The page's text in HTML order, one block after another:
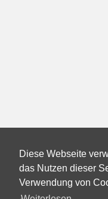
Diese Webseite
das Nutzen dieser
Verwendung von